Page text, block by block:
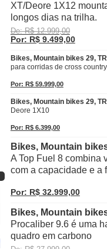
XT/Deore 1X12
longos dias na trilha.
De: R$ 12.999,00
Por: R$ 9.499,00
Bikes, Mountain bikes 29,
para corridas de cross
Por: R$ 59.999,00
Bikes, Mountain bikes 29,
Deore 1X10
Por: R$ 6.399,00
Bikes, Mountain
A Top Fuel 8 combina
com a capacidade e a
Por: R$ 32.999,00
Bikes, Mountain
Procaliber 9.6 é uma
quadro em carbono